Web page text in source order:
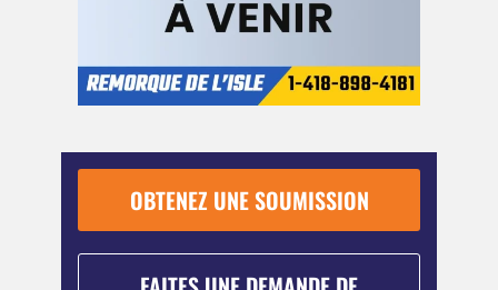
OBTENEZ UNE SOUMISSION